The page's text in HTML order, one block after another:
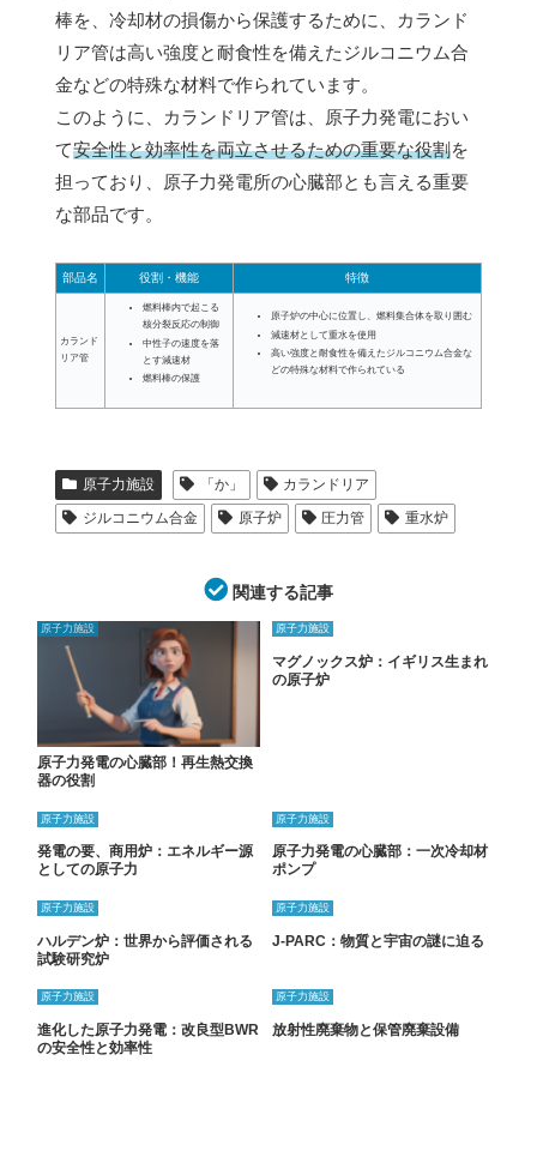
棒を、冷却材の損傷から保護するために、カランド
リア管は高い強度と耐食性を備えたジルコニウム合
金などの特殊な材料で作られています。
このように、カランドリア管は、原子力発電におい
て安全性と効率性を両立させるための重要な役割を
担っており、原子力発電所の心臓部とも言える重要
な部品です。
部品名 役割・機能 特徴
カランド
リア管
燃料棒内で起こる
核分裂反応の制御
中性子の速度を落
とす減速材
燃料棒の保護
原子炉の中心に位置し、燃料集合体を取り囲む
減速材として重水を使用
高い強度と耐食性を備えたジルコニウム合金な
どの特殊な材料で作られている
原子力施設 「か」
カランドリア
ジルコニウム合金
原子炉 圧力管 重水炉
関連する記事
原子力施設
原子力発電の心臓部！再生熱交換
器の役割
原子力施設
マグノックス炉：イギリス生まれ
の原子炉
原子力施設
発電の要、商用炉：エネルギー源
としての原子力
原子力施設
原子力発電の心臓部：一次冷却材
ポンプ
原子力施設
ハルデン炉：世界から評価される
試験研究炉
原子力施設
J-PARC：物質と宇宙の謎に迫る
原子力施設
進化した原子力発電：改良型BWR
の安全性と効率性
原子力施設
放射性廃棄物と保管廃棄設備